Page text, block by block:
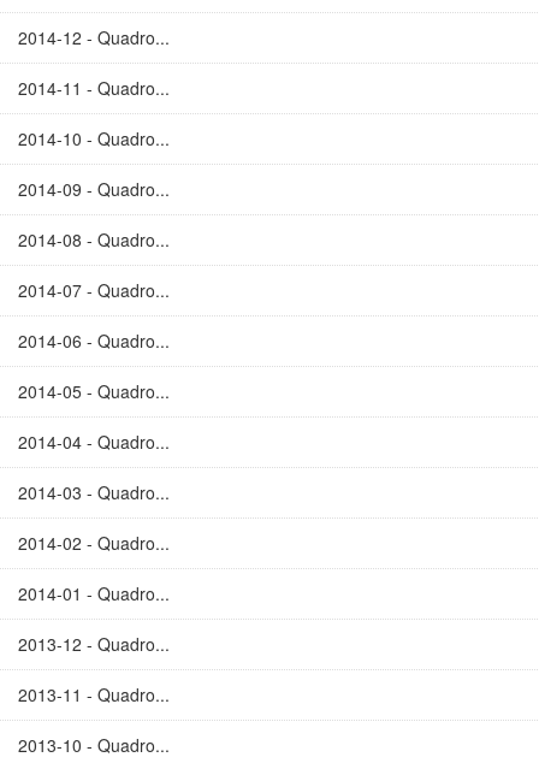
2014-12 - Quadro...
2014-11 - Quadro...
2014-10 - Quadro...
2014-09 - Quadro...
2014-08 - Quadro...
2014-07 - Quadro...
2014-06 - Quadro...
2014-05 - Quadro...
2014-04 - Quadro...
2014-03 - Quadro...
2014-02 - Quadro...
2014-01 - Quadro...
2013-12 - Quadro...
2013-11 - Quadro...
2013-10 - Quadro...